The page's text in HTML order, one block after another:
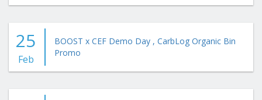
25
Feb
BOOST x CEF Demo Day , CarbLog Organic Bin
Promo